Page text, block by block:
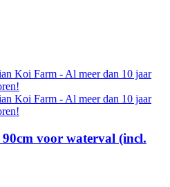
voor waterval (incl.